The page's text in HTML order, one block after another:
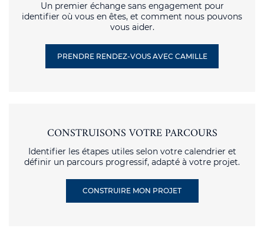
Un premier échange sans engagement pour
identifier où vous en êtes, et comment nous pouvons
vous aider.
PRENDRE RENDEZ-VOUS AVEC CAMILLE
CONSTRUISONS VOTRE PARCOURS
Identifier les étapes utiles selon votre calendrier et
définir un parcours progressif, adapté à votre projet.
CONSTRUIRE MON PROJET